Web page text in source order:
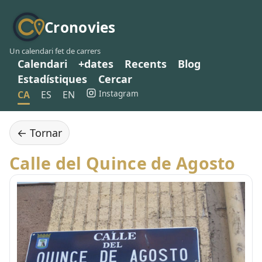
Cronovies
Un calendari fet de carrers
Calendari +dates Recents
Blog
Estadístiques
Cercar
CA ES EN Instagram
← Tornar
Calle del Quince de Agosto